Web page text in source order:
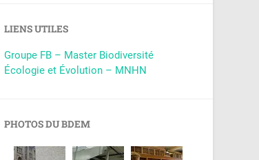
LIENS UTILES
Groupe FB – Master Biodiversité
Écologie et Évolution – MNHN
PHOTOS DU BDEM